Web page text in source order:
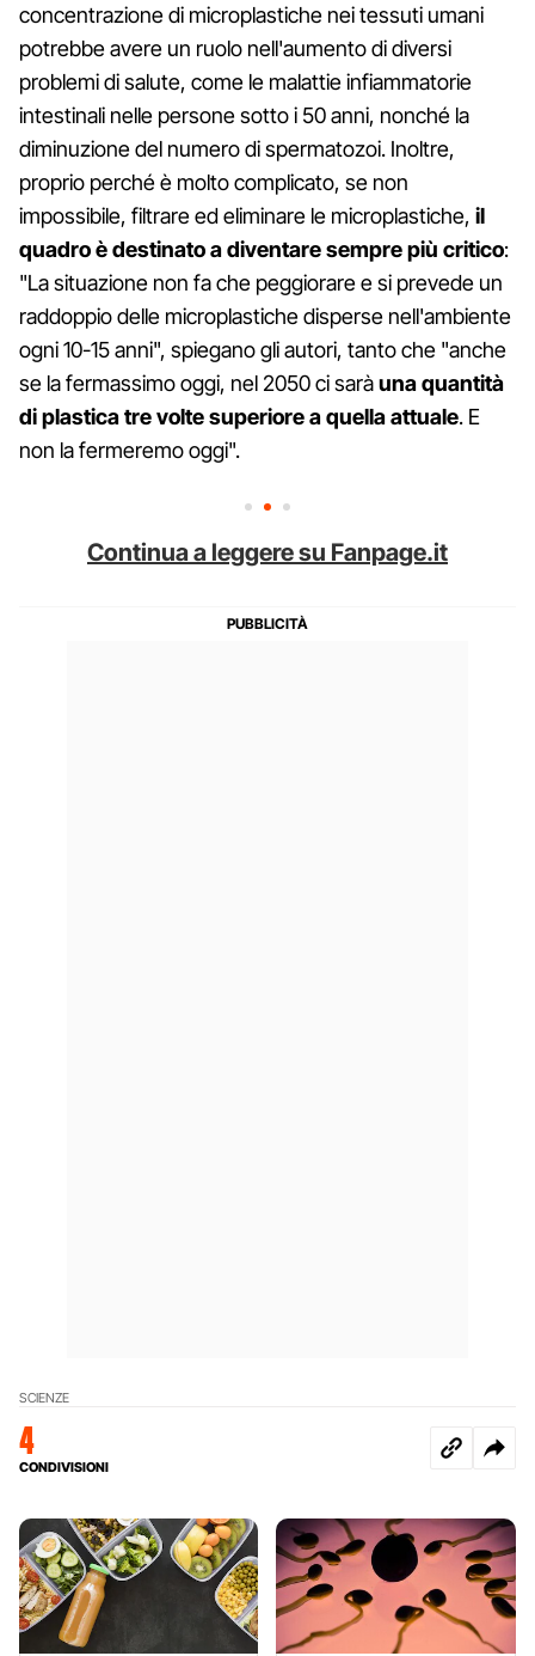
concentrazione di microplastiche nei tessuti umani
potrebbe avere un ruolo nell'aumento di diversi
problemi di salute, come le malattie infiammatorie
intestinali nelle persone sotto i 50 anni, nonché la
diminuzione del numero di spermatozoi. Inoltre,
proprio perché è molto complicato, se non
impossibile, filtrare ed eliminare le microplastiche, il
quadro è destinato a diventare sempre più critico:
"La situazione non fa che peggiorare e si prevede un
raddoppio delle microplastiche disperse nell'ambiente
ogni 10-15 anni", spiegano gli autori, tanto che "anche
se la fermassimo oggi, nel 2050 ci saràuna quantità
di plastica tre volte superiore a quella attuale. E
non la fermeremo oggi".
Continua a leggere su Fanpage.it
SCIENZE
4
CONDIVISIONI